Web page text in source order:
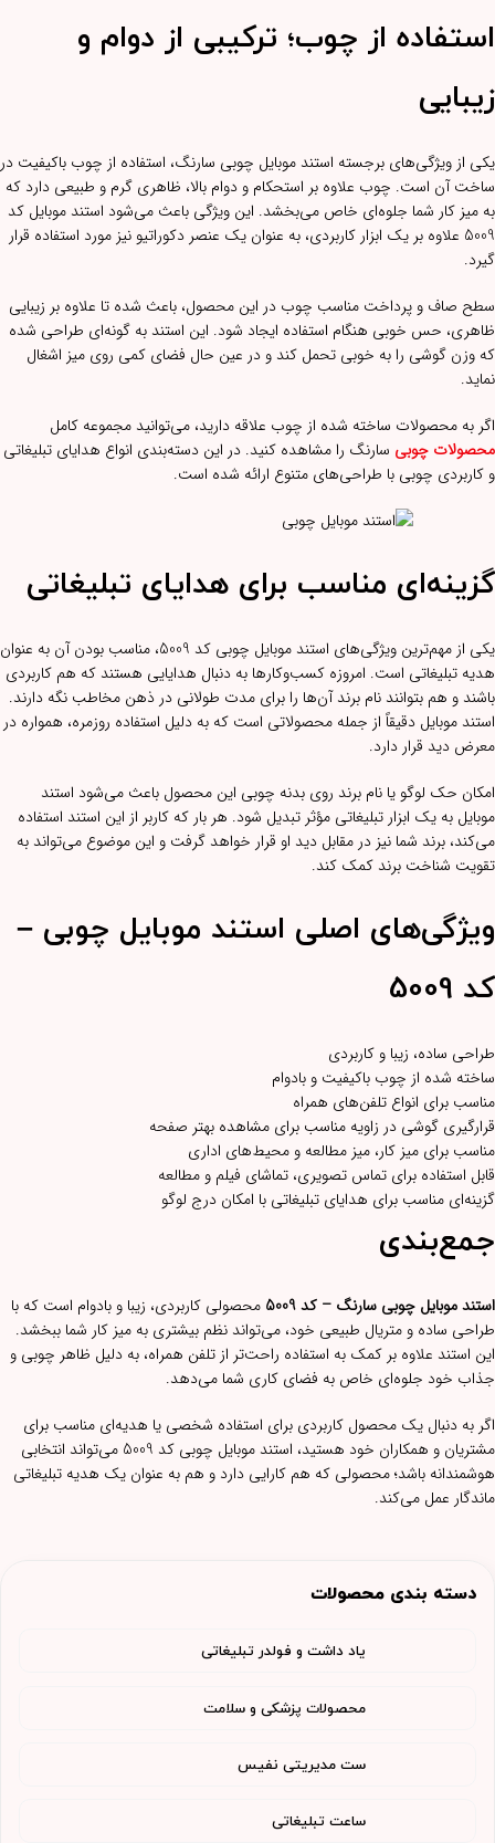
استفاده از چوب؛ ترکیبی از دوام و
زیبایی
یکی از ویژگی‌های برجسته استند موبایل چوبی سارنگ، استفاده از چوب باکیفیت در
ساخت آن است. چوب علاوه بر استحکام و دوام بالا، ظاهری گرم و طبیعی دارد که
به میز کار شما جلوه‌ای خاص می‌بخشد. این ویژگی باعث می‌شود استند موبایل کد
5009 علاوه بر یک ابزار کاربردی، به عنوان یک عنصر دکوراتیو نیز مورد استفاده قرار
گیرد.
سطح صاف و پرداخت مناسب چوب در این محصول، باعث شده تا علاوه بر زیبایی
ظاهری، حس خوبی هنگام استفاده ایجاد شود. این استند به گونه‌ای طراحی شده
که وزن گوشی را به خوبی تحمل کند و در عین حال فضای کمی روی میز اشغال
نماید.
اگر به محصولات ساخته شده از چوب علاقه دارید، می‌توانید مجموعه کامل
محصولات چوبی سارنگ را مشاهده کنید. در این دسته‌بندی انواع هدایای تبلیغاتی
و کاربردی چوبی با طراحی‌های متنوع ارائه شده است.
گزینه‌ای مناسب برای هدایای تبلیغاتی
یکی از مهم‌ترین ویژگی‌های استند موبایل چوبی کد 5009، مناسب بودن آن به عنوان
هدیه تبلیغاتی است. امروزه کسب‌وکارها به دنبال هدایایی هستند که هم کاربردی
باشند و هم بتوانند نام برند آن‌ها را برای مدت طولانی در ذهن مخاطب نگه دارند.
استند موبایل دقیقاً از جمله محصولاتی است که به دلیل استفاده روزمره، همواره در
معرض دید قرار دارد.
امکان حک لوگو یا نام برند روی بدنه چوبی این محصول باعث می‌شود استند
موبایل به یک ابزار تبلیغاتی مؤثر تبدیل شود. هر بار که کاربر از این استند استفاده
می‌کند، برند شما نیز در مقابل دید او قرار خواهد گرفت و این موضوع می‌تواند به
تقویت شناخت برند کمک کند.
ویژگی‌های اصلی استند موبایل چوبی –
کد 5009
طراحی ساده، زیبا و کاربردی
ساخته شده از چوب باکیفیت و بادوام
مناسب برای انواع تلفن‌های همراه
قرارگیری گوشی در زاویه مناسب برای مشاهده بهتر صفحه
مناسب برای میز کار، میز مطالعه و محیط‌های اداری
قابل استفاده برای تماس تصویری، تماشای فیلم و مطالعه
گزینه‌ای مناسب برای هدایای تبلیغاتی با امکان درج لوگو
جمع‌بندی
استند موبایل چوبی سارنگ – کد 5009
محصولی کاربردی، زیبا و بادوام است که با
طراحی ساده و متریال طبیعی خود، می‌تواند نظم بیشتری به میز کار شما ببخشد.
این استند علاوه بر کمک به استفاده راحت‌تر از تلفن همراه، به دلیل ظاهر چوبی و
جذاب خود جلوه‌ای خاص به فضای کاری شما می‌دهد.
اگر به دنبال یک محصول کاربردی برای استفاده شخصی یا هدیه‌ای مناسب برای
مشتریان و همکاران خود هستید، استند موبایل چوبی کد 5009 می‌تواند انتخابی
هوشمندانه باشد؛ محصولی که هم کارایی دارد و هم به عنوان یک هدیه تبلیغاتی
ماندگار عمل می‌کند.
دسته بندی محصولات
یاد داشت و فولدر تبلیغاتی
محصولات پزشکی و سلامت
ست مدیریتی نفیس
ساعت تبلیغاتی